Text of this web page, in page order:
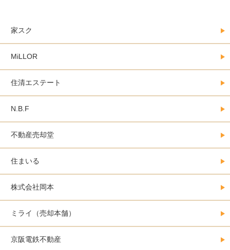
家スク
MiLLOR
住清エステート
N.B.F
不動産売却堂
住まいる
株式会社岡本
ミライ（売却本舗）
京阪電鉄不動産